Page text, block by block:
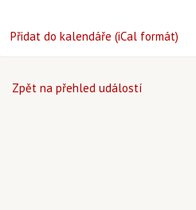
Přidat do kalendáře (iCal formát)
Zpět na přehled událostí